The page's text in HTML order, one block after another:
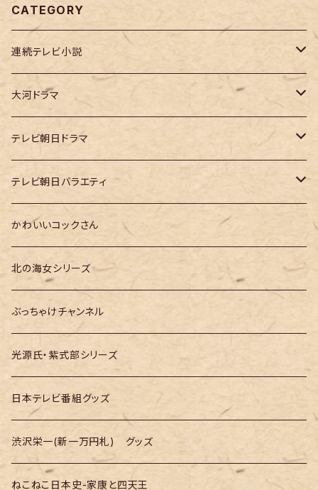
CATEGORY
連続テレビ小説
虎に翼
大河ドラマ
大河ドラマ「鎌倉殿の13人」
大河ドラマ「どうする家康」
大河ドラマ「光る君へ」
大河ドラマ「べらぼう」
大河ドラマ「豊臣兄弟！」
テレビ朝日ドラマ
テレ朝「ドクターX」
テレビ朝日バラエティ
テレ朝「MUSIC STATION」
テレ朝「GOちゃん＆Mymelody」
テレ朝「バナナTV」
かわいいコックさん
北の海女シリーズ
ぶっちゃけチャンネル
光源氏・紫式部シリーズ
日本テレビ番組グッズ
渋沢栄一(新一万円札) グッズ
ねこねこ日本史-家康と四天王